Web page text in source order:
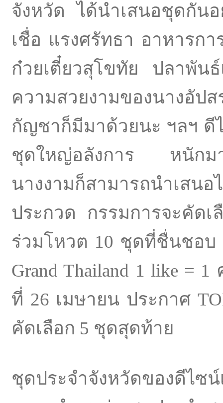
จังหวัด ได้นำเสนอชุดกัน
เชื่อ แรงศรัทธา อาหารก
ก๋วยเตี๋ยวสุโขทัย ปลาพั
ความสวยงามของนางอัป
กัญชาก็มีมาด้วยนะ ฯลฯ ดี
ชุดใหญ่อลังการ หนักม
นางงามก็สามารถนำเสน
ประกวด กรรมการจะคัด
ร่วมโหวต 10 ชุดที่ชื่นชอบ
Grand Thailand 1 like =
ที่ 26 เมษายน ประกาศ
คัดเลือก 5 ชุดสุดท้าย
ชุดประจำจังหวัดของดีไ